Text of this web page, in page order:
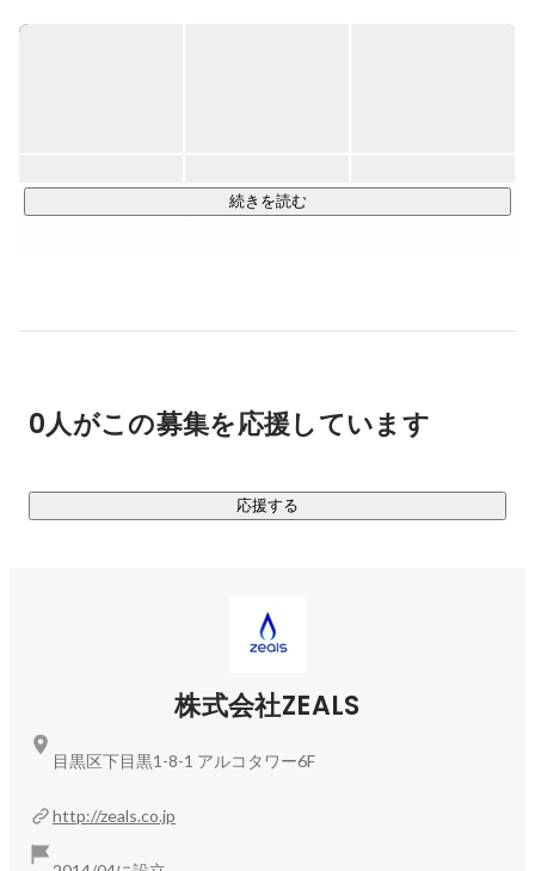
界的に注目されています。
続きを読む
0人がこの募集を応援しています
応援する
株式会社ZEALS
http://zeals.co.jp
目黒区下目黒1-8-1 アルコタワー6F